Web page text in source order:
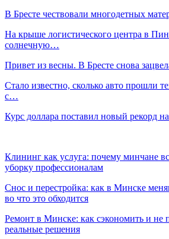
В Бресте чествовали многодетных
На крыше логистического центра в
солнечную…
Привет из весны. В Бресте снова
Стало известно, сколько авто прошли
с…
Курс доллара поставил новый рекорд
Клининг как услуга: почему минчане
уборку профессионалам
Снос и перестройка: как в Минске
во что это обходится
Ремонт в Минске: как сэкономить и не
реальные решения